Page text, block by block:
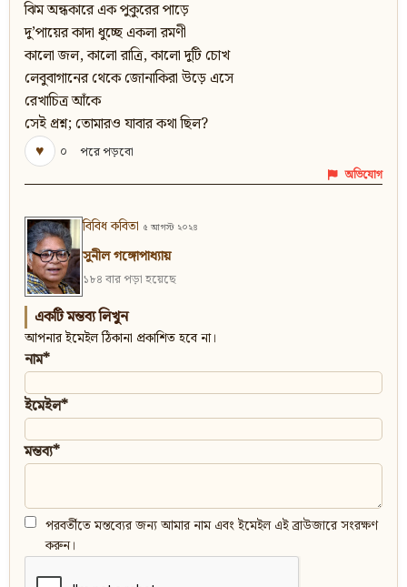
ঝিম অন্ধকারে এক পুকুরের পাড়ে
দু’পায়ের কাদা ধুচ্ছে একলা রমণী
কালো জল, কালো রাত্রি, কালো দুটি চোখ
লেবুবাগানের থেকে জোনাকিরা উড়ে এসে
রেখাচিত্র আঁকে
সেই প্রশ্ন; তোমারও যাবার কথা ছিল?
♥
০ পরে পড়বো
অভিযোগ
বিবিধ কবিতা ৫ আগস্ট ২০২৪
সুনীল গঙ্গোপাধ্যায়
১৮৪ বার পড়া হয়েছে
একটি মন্তব্য লিখুন
আপনার ইমেইল ঠিকানা প্রকাশিত হবে না।
নাম*
ইমেইল*
মন্তব্য*
পরবর্তীতে মন্তব্যের জন্য আমার নাম এবং ইমেইল এই ব্রাউজারে সংরক্ষণ
করুন।